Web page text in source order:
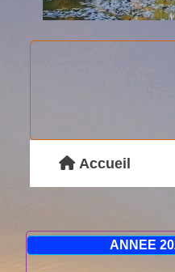
Accueil
ANNEE